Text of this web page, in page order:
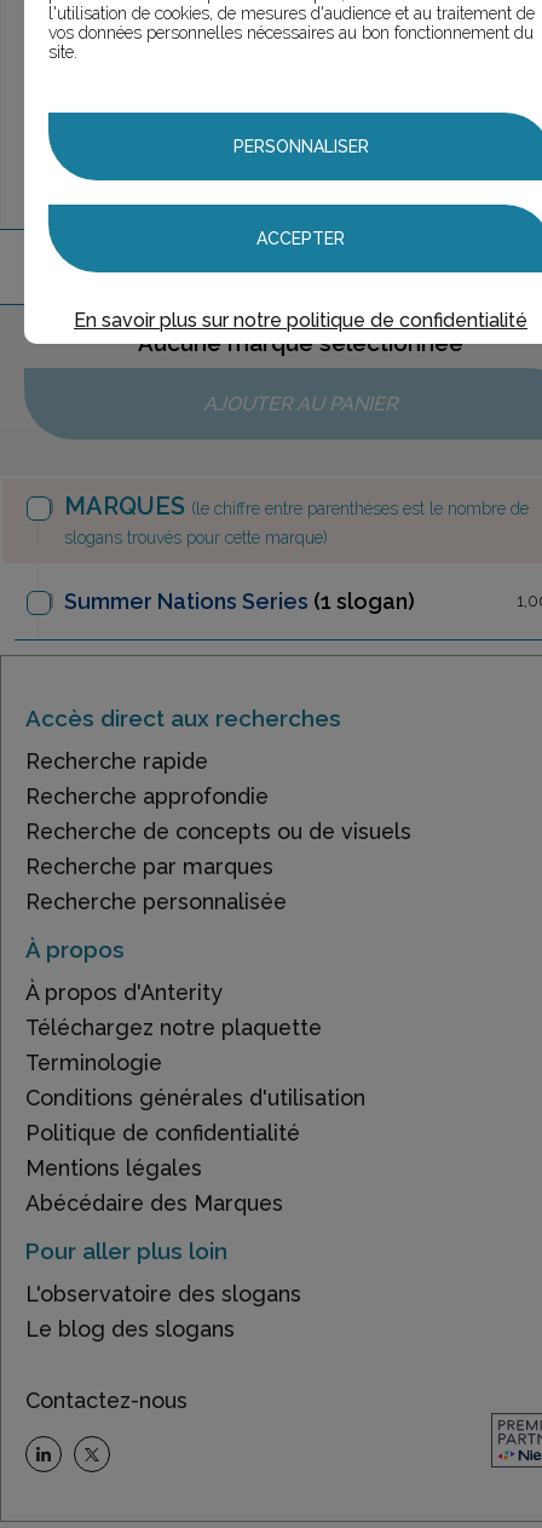
marquetrouvée
Aucune marque sélectionnée
AJOUTER AU PANIER
MARQUES (le chiffre entre parenthèses est le nombre de
slogans trouvés pour cette marque)
Summer Nations Series (1 slogan)
Accès direct aux recherches
Recherche rapide
Recherche approfondie
Recherche de concepts ou de visuels
Recherche par marques
Recherche personnalisée
À propos
À propos d'Anterity
Téléchargez notre plaquette
Terminologie
Conditions générales d'utilisation
Politique de confidentialité
Mentions légales
Abécédaire des Marques
Pour aller plus loin
L'observatoire des slogans
Le blog des slogans
Contactez-nous
l'utilisation de cookies, de mesures d'audience et au traitement de
vos données personnelles nécessaires au bon fonctionnement du
site.
PERSONNALISER
ACCEPTER
En savoir plus sur notre politique de confidentialité